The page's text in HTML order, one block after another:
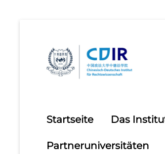
Primary
Startseite Das
Partneruniversitäten